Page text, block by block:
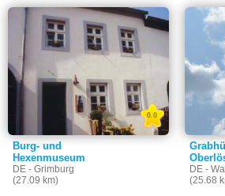
Burg- und
Hexenmuseum
DE - Grimburg
(27.09 km)
0.0
DE -
(25.68